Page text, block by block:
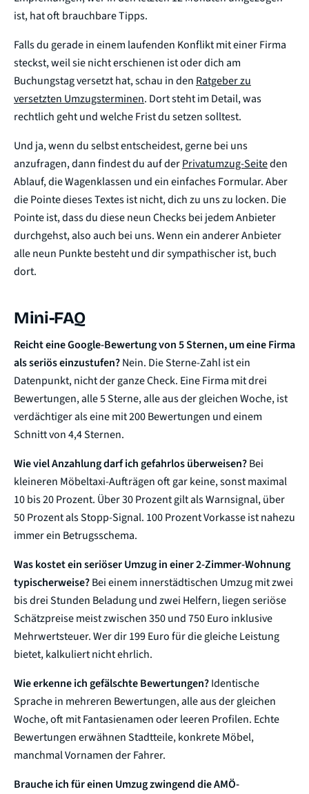
ist, hat oft brauchbare Tipps.
Falls du gerade in einem laufenden Konflikt mit einer Firma
steckst, weil sie nicht erschienen ist oder dich am
Buchungstag versetzt hat, schau in den Ratgeber zu
versetzten Umzugsterminen. Dort steht im Detail, was
rechtlich geht und welche Frist du setzen solltest.
Und ja, wenn du selbst entscheidest, gerne bei uns
anzufragen, dann findest du auf derPrivatumzug-Seiteden
Ablauf, die Wagenklassen und ein einfaches Formular. Aber
die Pointe dieses Textes ist nicht, dich zu uns zu locken. Die
Pointe ist, dass du diese neun Checks bei jedem Anbieter
durchgehst, also auch bei uns. Wenn ein anderer Anbieter
alle neun Punkte besteht und dir sympathischer ist, buch
dort.
Mini-FAQ
Reicht eine Google-Bewertung von 5 Sternen, um eine Firma
als seriös einzustufen?Nein. Die Sterne-Zahl ist ein
Datenpunkt, nicht der ganze Check. Eine Firma mit drei
Bewertungen, alle 5 Sterne, alle aus der gleichen Woche, ist
verdächtiger als eine mit 200 Bewertungen und einem
Schnitt von 4,4 Sternen.
Wie viel Anzahlung darf ich gefahrlos überweisen?Bei
kleineren Möbeltaxi-Aufträgen oft gar keine, sonst maximal
10 bis 20 Prozent. Über 30 Prozent gilt als Warnsignal, über
50 Prozent als Stopp-Signal. 100 Prozent Vorkasse ist nahezu
immer ein Betrugsschema.
Was kostet ein seriöser Umzug in einer 2-Zimmer-Wohnung
typischerweise?Bei einem innerstädtischen Umzug mit zwei
bis drei Stunden Beladung und zwei Helfern, liegen seriöse
Schätzpreise meist zwischen 350 und 750 Euro inklusive
Mehrwertsteuer. Wer dir 199 Euro für die gleiche Leistung
bietet, kalkuliert nicht ehrlich.
Wie erkenne ich gefälschte Bewertungen?Identische
Sprache in mehreren Bewertungen, alle aus der gleichen
Woche, oft mit Fantasienamen oder leeren Profilen. Echte
Bewertungen erwähnen Stadtteile, konkrete Möbel,
manchmal Vornamen der Fahrer.
Brauche ich für einen Umzug zwingend die AMÖ-